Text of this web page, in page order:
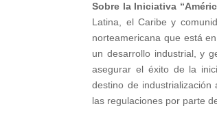
Sobre la Iniciativa
Latina, el Caribe y
norteamericana que está
un desarrollo industrial, y
asegurar el éxito de la
destino de
las regulaciones por parte